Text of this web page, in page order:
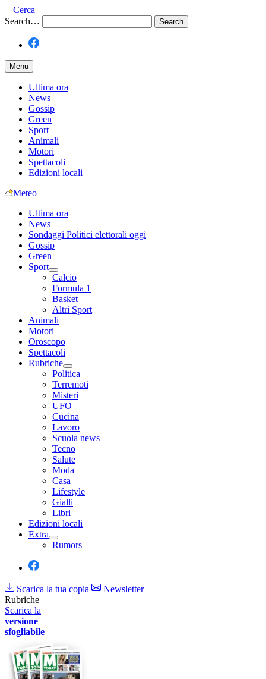
Cerca
Search…
Menu
Ultima ora
News
Gossip
Green
Sport
Animali
Motori
Spettacoli
Edizioni locali
Meteo
Ultima ora
News
Sondaggi Politici elettorali oggi
Gossip
Green
Sport
Calcio
Formula 1
Basket
Altri Sport
Animali
Motori
Oroscopo
Spettacoli
Rubriche
Politica
Terremoti
Misteri
UFO
Cucina
Lavoro
Scuola news
Tecno
Salute
Moda
Casa
Lifestyle
Gialli
Libri
Edizioni locali
Extra
Rumors
Scarica la tua copia
Newsletter
Rubriche
Scarica la
versione
sfogliabile